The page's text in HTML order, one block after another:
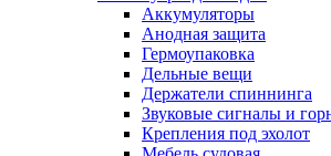
Аккумуляторы
Анодная защита
Гермоупаковка
Дельные вещи
Держатели спиннинга
Звуковые сигналы и
Крепления под эхолот